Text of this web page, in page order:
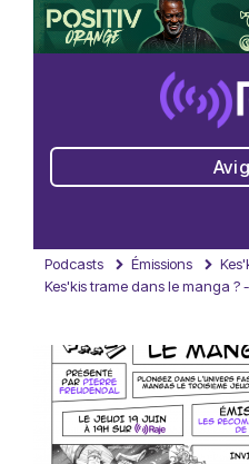
Podcasts Émissions
Kes'kis trame dans le manga ?